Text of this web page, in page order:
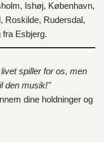
, Ishøj, København,
, Roskilde, Rudersdal,
fra Esbjerg.
spiller for os, men
den musik!"
dine holdninger og